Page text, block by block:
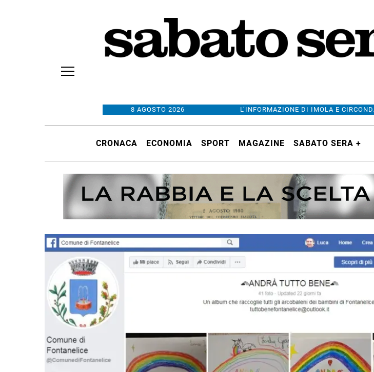
8 AGOSTO 2026 L’INFORMAZIONE DI IMOLA E
CRONACA ECONOMIA SPORT MAGAZINE SABATO SERA +